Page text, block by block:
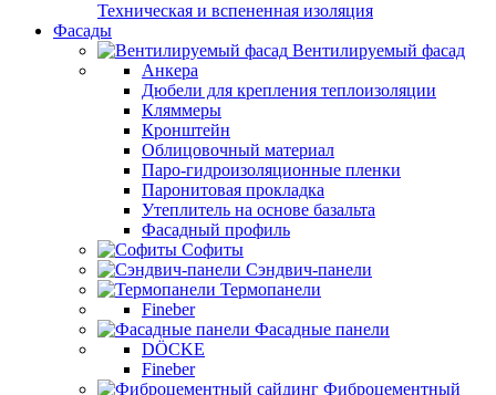
Техническая и вспененная изоляция
Фасады
Вентилируемый фасад
Анкера
Дюбели для крепления теплоизоляции
Кляммеры
Кронштейн
Облицовочный материал
Паро-гидроизоляционные пленки
Паронитовая прокладка
Утеплитель на основе базальта
Фасадный профиль
Софиты
Сэндвич-панели
Термопанели
Fineber
Фасадные панели
DÖCKE
Fineber
Фиброцементный